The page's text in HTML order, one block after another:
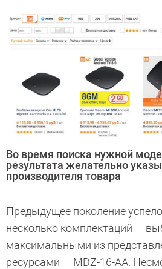
Во время поиска нужной
результата желательно
производителя товара
Предыдущее поколение
несколько комплектаций —
максимальными из
ресурсами — MDZ-16-AA.